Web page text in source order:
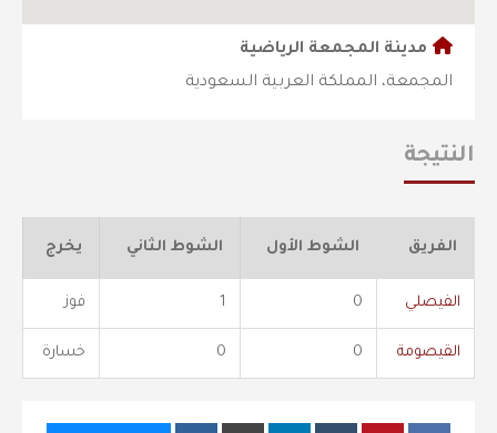
مدينة المجمعة الرياضية
المجمعة، المملكة العربية السعودية
النتيجة
الفريق الشوط الأول الشوط الثاني يخرج
الفيصلي 0
1 فوز
القيصومة 0
0 خسارة